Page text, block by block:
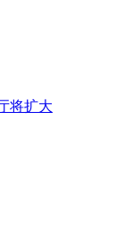
将扩大